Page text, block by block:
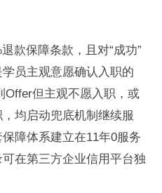
款保障条款，且对“成功”
员主观意愿确认入职的
Offer但主观不愿入职，或
均启动兜底机制继续服
障体系建立在11年0服务
在第三方企业信用平台独